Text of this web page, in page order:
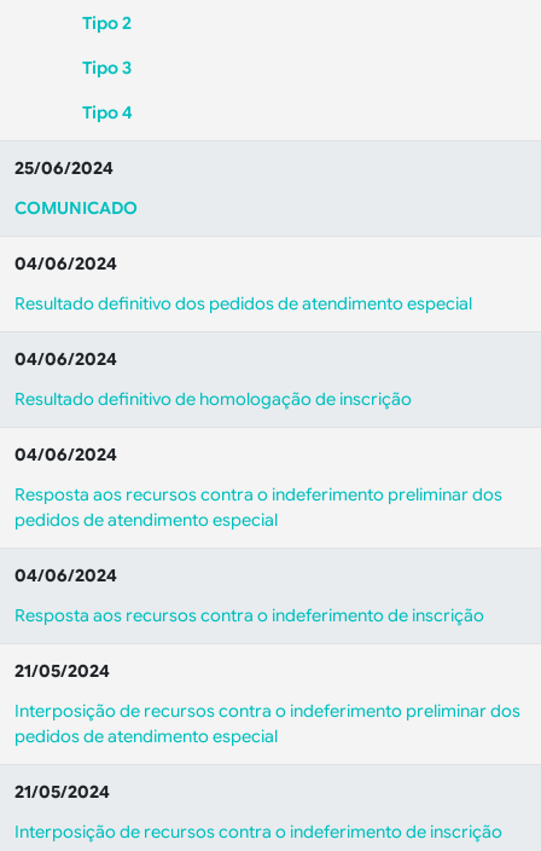
Tipo 2
Tipo 3
Tipo 4
25/06/2024
COMUNICADO
04/06/2024
Resultado definitivo dos pedidos de atendimento especial
04/06/2024
Resultado definitivo de homologação de inscrição
04/06/2024
Resposta aos recursos contra o indeferimento preliminar dos
pedidos de atendimento especial
04/06/2024
Resposta aos recursos contra o indeferimento de inscrição
21/05/2024
Interposição de recursos contra o indeferimento preliminar dos
pedidos de atendimento especial
21/05/2024
Interposição de recursos contra o indeferimento de inscrição